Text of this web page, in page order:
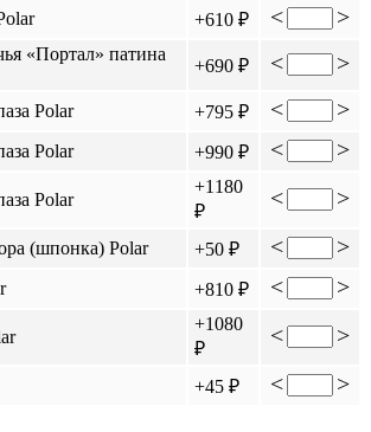
+610 ₽ < >
«Портал» патина
+690 ₽ < >
Polar +795 ₽ < >
Polar +990 ₽ < >
Polar
+1180
₽
< >
(шпонка) Polar +50 ₽ < >
+810 ₽ < >
+1080
₽
< >
+45 ₽ < >